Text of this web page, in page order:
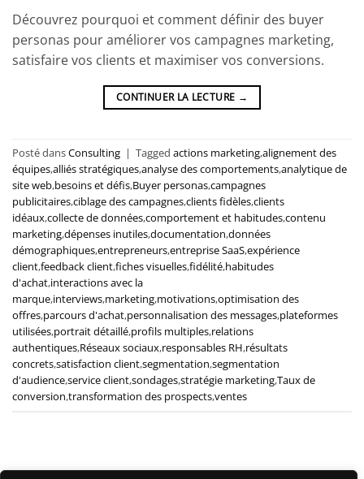
Découvrez pourquoi et comment définir des buyer
personas pour améliorer vos campagnes marketing,
satisfaire vos clients et maximiser vos conversions.
CONTINUER LA LECTURE →
Posté dansConsulting | Tagged actions marketing,alignement des
équipes,alliés stratégiques,analyse des comportements,analytique de
site web,besoins et défis,Buyer personas,campagnes
publicitaires,ciblage des campagnes,clients fidèles,clients
idéaux,collecte de données,comportement et habitudes,contenu
marketing,dépenses inutiles,documentation,données
démographiques,entrepreneurs,entreprise SaaS,expérience
client,feedback client,fiches visuelles,fidélité,habitudes
d'achat,interactions avec la
marque,interviews,marketing,motivations,optimisation des
offres,parcours d'achat,personnalisation des messages,plateformes
utilisées,portrait détaillé,profils multiples,relations
authentiques,Réseaux sociaux,responsables RH,résultats
concrets,satisfaction client,segmentation,segmentation
d'audience,service client,sondages,stratégie marketing,Taux de
conversion,transformation des prospects,ventes